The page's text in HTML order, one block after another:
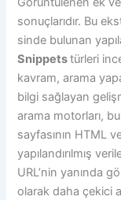
sonuçlarıdır. Bu
sinde bulunan
Snippetstürleri
kavram, arama
bilgi sağlayan
arama motorları,
sayfasının HTML
yapılandırılmış
URL’nin yanında
olarak daha çekici